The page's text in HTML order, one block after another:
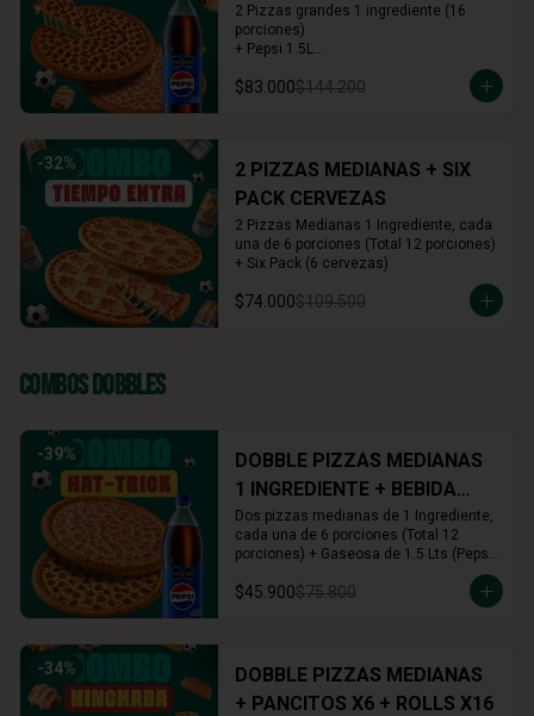
ROLLS
2 Pizzas grandes 1 ingrediente (16
porciones)
+ Pepsi 1.5L
+ Arequipe o Cinnamon Rolls (16 und.)
$83.000$144.200
-32%
2 PIZZAS MEDIANAS + SIX
PACK CERVEZAS
2 Pizzas Medianas 1 Ingrediente, cada
una de 6 porciones (Total 12 porciones)
+ Six Pack (6 cervezas)
$74.000$109.500
Combos Dobbles
-39%
DOBBLE PIZZAS MEDIANAS
1 INGREDIENTE + BEBIDA
1.5L
Dos pizzas medianas de 1 Ingrediente,
cada una de 6 porciones (Total 12
porciones) + Gaseosa de 1.5 Lts (Pepsi,
$45.900$75.800
-34%
DOBBLE PIZZAS MEDIANAS
+ PANCITOS X6 + ROLLS X16